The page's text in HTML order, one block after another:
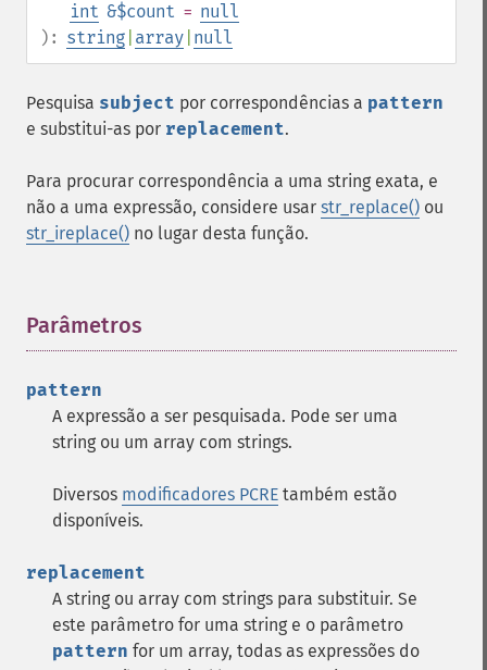
int &$count = null
): string array null
Pesquisa subject por correspondências a pattern
e substitui-as por replacement.
Para procurar correspondência a uma string exata, e
não a uma expressão, considere usar str_replace() ou
str_ireplace() no lugar desta função.
Parâmetros
pattern
A expressão a ser pesquisada. Pode ser uma
string ou um array com strings.
Diversos modificadores PCRE também estão
disponíveis.
replacement
A string ou array com strings para substituir. Se
este parâmetro for uma string e o parâmetro
pattern for um array, todas as expressões do